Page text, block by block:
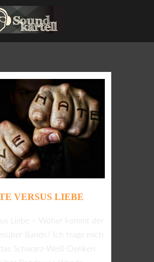
VERSUS LIEBE
Liebe – Woher kommt der
Bands? Ich frage mich
Schwarz-Weiß-Denken